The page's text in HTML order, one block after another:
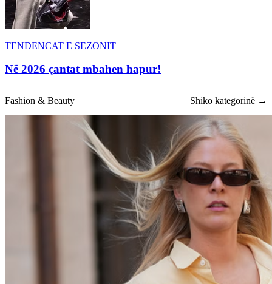
TENDENCAT E SEZONIT
Në 2026 çantat mbahen hapur!
Fashion & Beauty Shiko kategorinë →